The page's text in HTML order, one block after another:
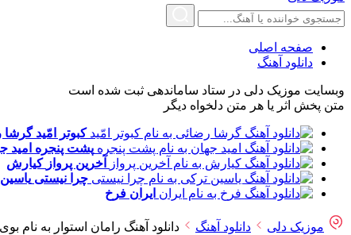
صفحه اصلی
دانلود آهنگ
وبسایت موزیک دلی در ستاد ساماندهی ثبت شده است
متن پخش اثر یا هر متن دلخواه دیگر
کبوتر امّید گرشا
پشت پنجره امید
آخرین پرواز کیارش
چرا نیستی
ایران فرخ
موزیک دلی دانلود آهنگ دانلود آهنگ رامان استوار به نام